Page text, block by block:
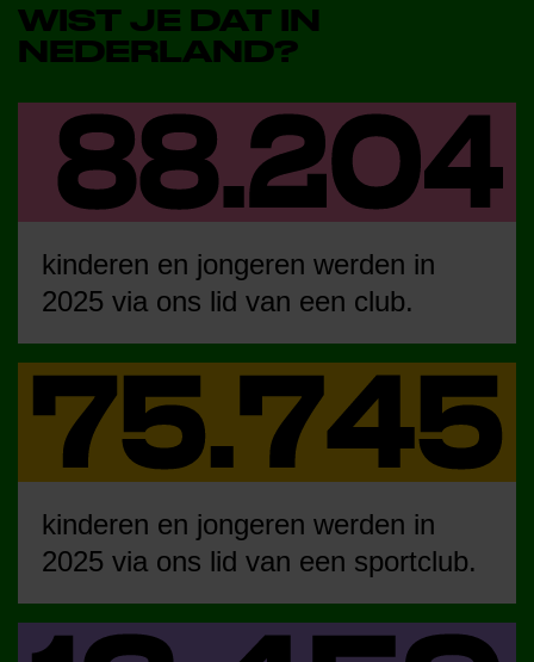
WIST JE DAT IN
NEDERLAND?
kinderen en jongeren werden in
2025 via ons lid van een club.
kinderen en jongeren werden in
2025 via ons lid van een sportclub.